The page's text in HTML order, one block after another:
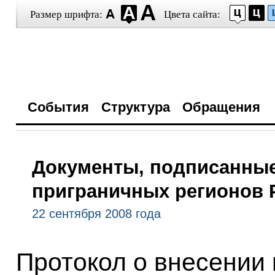
Размер шрифта: Цвета сайта:
События Структура Обращения
Документы,
приграничных регионов
22 сентября 2008 года
Протокол о